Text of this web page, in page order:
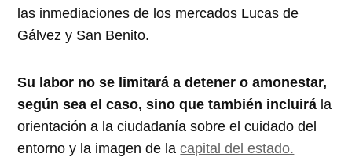
las inmediaciones de los mercados Lucas de
Gálvez y San Benito.
Su labor no se limitará a detener o amonestar,
según sea el caso, sino que también incluirá la
orientación a la ciudadanía sobre el cuidado del
entorno y la imagen de lacapital del estado.